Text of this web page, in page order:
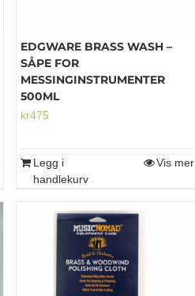
EDGWARE BRASS WASH –
SÅPE FOR
MESSINGINSTRUMENTER
500ML
kr475
Legg i
handlekurv
Vis mer